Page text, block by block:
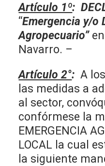
Artículo 1º:
“Emergencia y/o
Agropecuario”en
Navarro. –
Artículo 2°: A
las medidas a
al sector,
confórmese la
EMERGENCIA
LOCAL la cual
la siguiente